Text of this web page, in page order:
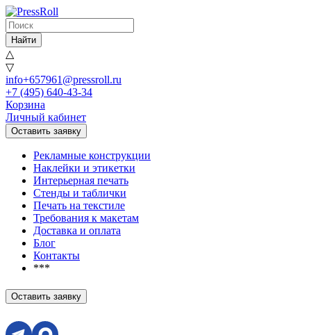
Найти
△
▽
info+657961@pressroll.ru
+7 (495) 640-43-34
Корзина
Личный кабинет
Оставить заявку
Рекламные конструкции
Наклейки и этикетки
Интерьерная печать
Стенды и таблички
Печать на текстиле
Требования к макетам
Доставка и оплата
Блог
Контакты
***
Оставить заявку